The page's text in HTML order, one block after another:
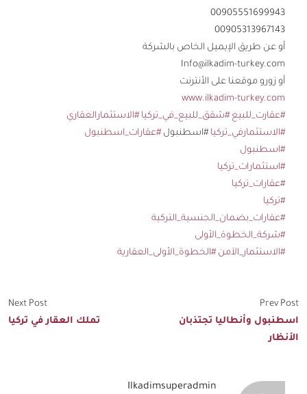
00905551699943
00905313967143
أو عن طريق الإيميل الخاص بالشركة
Info@ilkadim-turkey.com
أو زورو موقعنا على الأنترنت
www.ilkadim-turkey.com
#عقارت_للبيع #شقق_للبيع_في_تركيا #الاستثمارالعقاري
#الاستثمارفي_تركيا #اسطنبول#عقارات_اسطنبول
#اسطنبول
#استثمارات_تركيا
#عقارات_تركيا
#تركيا
#عقارات_بضمان_الجنسية_التركية
#شركة_الخطوة_الأولى
#الاستثمار_الآمن #الخطوة_الأولى_العقارية
Prev Post
اسطنبول وأنطاليا تجتذبان
الأنظار
Next Post
تملك العقار في تركيا
Ilkadimsuperadmin